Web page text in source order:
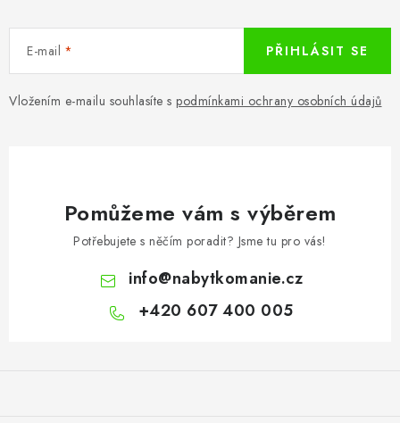
E-mail
Vložením e-mailu souhlasíte s podmínkami ochrany osobních údajů
PŘIHLÁSIT SE
Pomůžeme vám s výběrem
Potřebujete s něčím poradit? Jsme tu pro vás!
info@nabytkomanie.cz
+420 607 400 005